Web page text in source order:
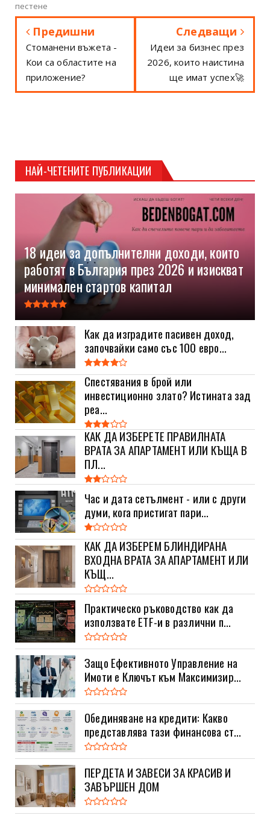
пестене
Предишни
Стоманени въжета -
Кои са областите на
приложение?
Следващи
Идеи за бизнес през
2026, които наистина
ще имат успех🚀
НАЙ-ЧЕТЕНИТЕ ПУБЛИКАЦИИ
18 идеи за допълнителни доходи, които
работят в България през 2026 и изискват
минимален стартов капитал
Как да изградите пасивен доход,
започвайки само със 100 евро...
Спестявания в брой или
инвестиционно злато? Истината зад
реа...
КАК ДА ИЗБЕРЕТЕ ПРАВИЛНАТА
ВРАТА ЗА АПАРТАМЕНТ ИЛИ КЪЩА В
ПЛ...
Час и дата сетълмент - или с други
думи, кога пристигат пари...
КАК ДА ИЗБЕРЕМ БЛИНДИРАНА
ВХОДНА ВРАТА ЗА АПАРТАМЕНТ ИЛИ
КЪЩ...
Практическо ръководство как да
използвате ETF-и в различни п...
Защо Ефективното Управление на
Имоти е Ключът към Максимизир...
Обединяване на кредити: Какво
представлява тази финансова ст...
ПЕРДЕТА И ЗАВЕСИ ЗА КРАСИВ И
ЗАВЪРШЕН ДОМ